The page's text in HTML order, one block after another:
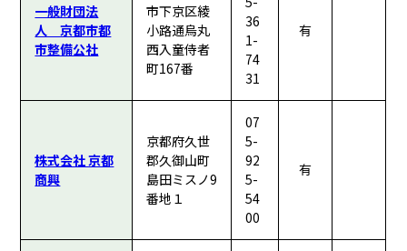
一般財団法
人 京都市都
市整備公社
市下京区綾
小路通烏丸
西入童侍者
町167番
36
1-
74
31
有
株式会社 京都
商興
京都府久世
郡久御山町
島田ミスノ9
番地１
07
5-
92
5-
54
00
有